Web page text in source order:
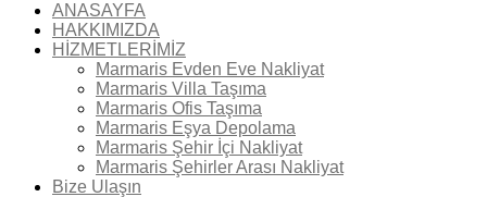
ANASAYFA
HAKKIMIZDA
HİZMETLERİMİZ
Marmaris Evden Eve Nakliyat
Marmaris Villa Taşıma
Marmaris Ofis Taşıma
Marmaris Eşya Depolama
Marmaris Şehir İçi Nakliyat
Marmaris Şehirler Arası Nakliyat
Bize Ulaşın